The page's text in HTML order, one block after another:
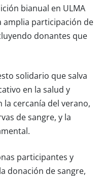
bianual en ULMA
amplia participación de
donantes que
solidario que salva
en la salud y
la cercanía del verano,
de sangre, y la
participantes y
donación de sangre,